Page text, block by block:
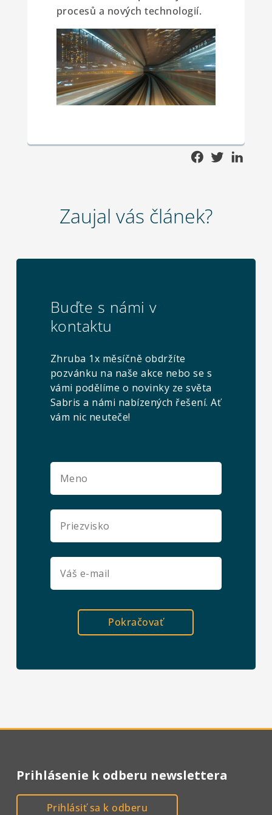
procesů a nových technologií.
Zaujal vás článek?
Buďte s námi v
kontaktu
Zhruba 1x měsíčně obdržíte
pozvánku na naše akce nebo se s
vámi podělíme o novinky ze světa
Sabris a námi nabízených řešení. Ať
vám nic neuteče!
Pokračovať
Prihlásenie k odberu newslettera
Prihlásiť sa k odberu